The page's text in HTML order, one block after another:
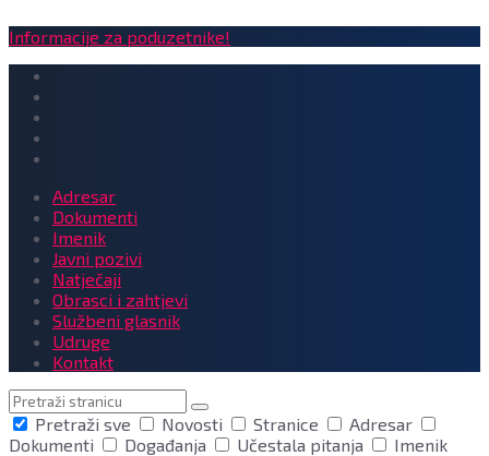
Informacije za poduzetnike!
Adresar
Dokumenti
Imenik
Javni pozivi
Natječaji
Obrasci i zahtjevi
Službeni glasnik
Udruge
Kontakt
Pretraga
Pretraži sve
Novosti Stranice
Adresar
Dokumenti
Događanja Učestala pitanja Imenik